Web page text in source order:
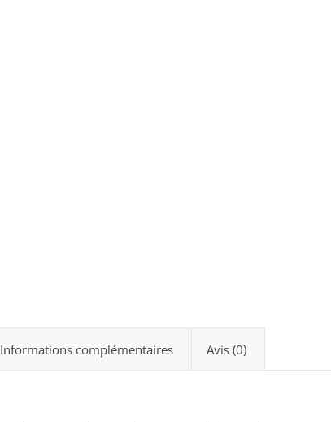
Informations complémentaires Avis (0)